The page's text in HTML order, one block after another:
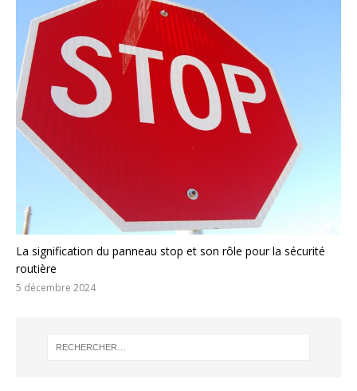
La signification du panneau stop et son rôle pour la sécurité
routière
5 décembre 2024